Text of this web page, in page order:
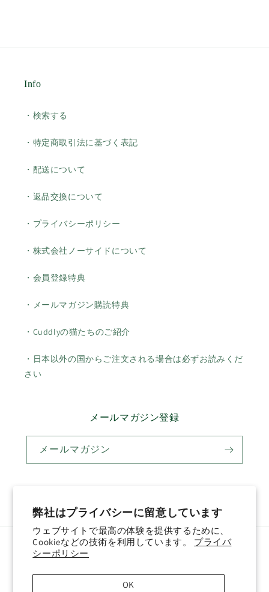
弊社はプライバシーに留意しています
ウェブサイトで最高の体験を提供するために、
Cookieなどの技術を利用しています。 プライバ
シーポリシー
OK
Info
・検索する
・特定商取引法に基づく表記
・配送について
・返品交換について
・プライバシーポリシー
・株式会社ノーサイドについて
・会員登録特典
・メールマガジン購読特典
・Cuddlyの猫たちのご紹介
・日本以外の国からご注文される場合は必ずお読みくだ
さい
メールマガジン登録
メールマガジン
国/地域
日本 (JPY ¥) 日本語